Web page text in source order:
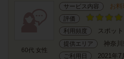
60代 女性
サービス内容 お料
評価
利用頻度
スポット
提供エリア 神奈
ご利用日 2021年7